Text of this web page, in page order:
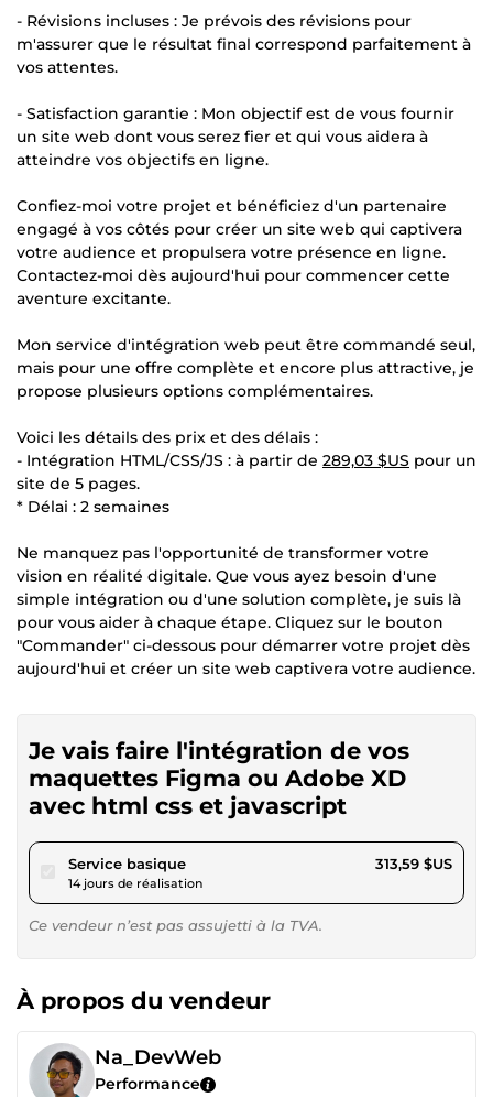
- Révisions incluses : Je prévois des révisions pour
m'assurer que le résultat final correspond parfaitement à
vos attentes.
- Satisfaction garantie : Mon objectif est de vous fournir
un site web dont vous serez fier et qui vous aidera à
atteindre vos objectifs en ligne.
Confiez-moi votre projet et bénéficiez d'un partenaire
engagé à vos côtés pour créer un site web qui captivera
votre audience et propulsera votre présence en ligne.
Contactez-moi dès aujourd'hui pour commencer cette
aventure excitante.
Mon service d'intégration web peut être commandé seul,
mais pour une offre complète et encore plus attractive, je
propose plusieurs options complémentaires.
Voici les détails des prix et des délais :
- Intégration HTML/CSS/JS : à partir de 289,03 $US pour un
site de 5 pages.
* Délai : 2 semaines
Ne manquez pas l'opportunité de transformer votre
vision en réalité digitale. Que vous ayez besoin d'une
simple intégration ou d'une solution complète, je suis là
pour vous aider à chaque étape. Cliquez sur le bouton
"Commander" ci-dessous pour démarrer votre projet dès
aujourd'hui et créer un site web captivera votre audience.
Je vais faire l'intégration de vos
maquettes Figma ou Adobe XD
avec html css et javascript
Service basiquepour 289,03 $US
14 jours de réalisation
313,59 $US
Ce vendeur n’est pas assujetti à la TVA.
À propos du vendeur
Na_DevWeb
Performance